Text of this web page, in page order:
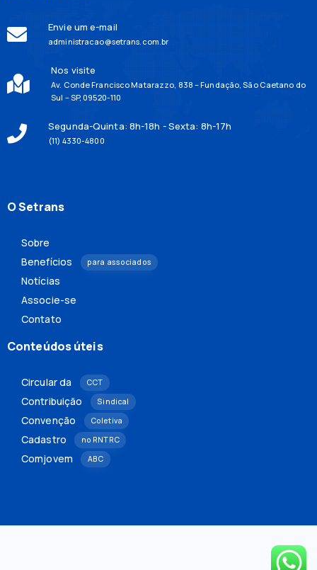
Envie um e-mail
administracao@setrans.com.br
Nos visite
Av. Conde Francisco Matarazzo, 838 – Fundação, São Caetano do
Sul – SP, 09520-110
Segunda-Quinta: 8h-18h - Sexta: 8h-17h
(11) 4330-4800
O Setrans
Sobre
Benefícios
para associados
Notícias
Associe-se
Contato
Conteúdos úteis
Circular da CCT
Contribuição Sindical
Convenção Coletiva
Cadastro no RNTRC
Comjovem ABC